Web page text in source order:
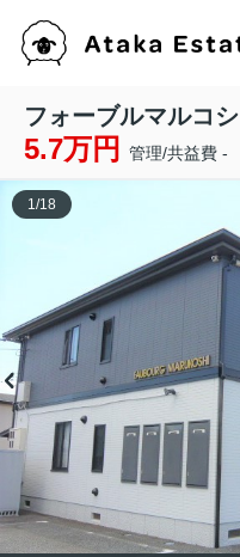
フォーブルマルコシ
5.7万円 管理/共益費 -
1 /18